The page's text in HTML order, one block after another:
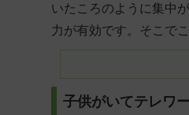
いたころのように集中
力が有効です。そこで
子供がいてテレワ